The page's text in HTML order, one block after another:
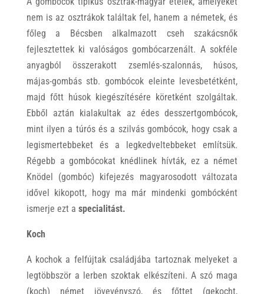
nem is az osztrákok találtak fel, hanem a németek, és
főleg a Bécsben alkalmazott cseh szakácsnők
fejlesztettek ki valóságos gombócarzenált. A sokféle
anyagból összerakott zsemlés-szalonnás, húsos,
májas-gombás stb. gombócok eleinte levesbetétként,
majd főtt húsok kiegészítésére köretként szolgáltak.
Ebből aztán kialakultak az édes desszertgombócok,
mint ilyen a túrós és a szilvás gombócok, hogy csak a
legismertebbeket és a legkedveltebbeket említsük.
Régebb a gombócokat knédlinek hívták, ez a német
Knödel (gombóc) kifejezés magyarosodott változata
idővel kikopott, hogy ma már mindenki gombócként
ismerje ezt a specialitást.
Koch
A kochok a felfújtak családjába tartoznak melyeket a
legtöbbször a lerben szoktak elkészíteni. A szó maga
(koch) német jövevényszó, és főttet (gekocht,